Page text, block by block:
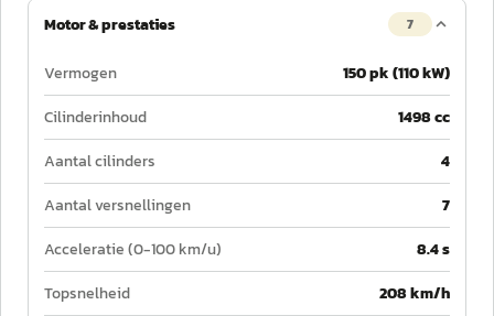
Motor & prestaties 7
Vermogen
150 pk (110 kW)
Cilinderinhoud
1498 cc
Aantal cilinders
4
Aantal versnellingen
7
Acceleratie (0-100 km/u)
8.4 s
Topsnelheid
208 km/h